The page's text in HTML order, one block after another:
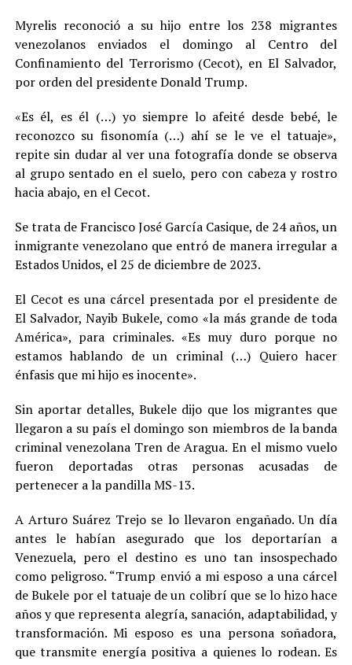
Myrelis reconoció a su hijo entre los 238 migrantes
venezolanos enviados el domingo al Centro del
Confinamiento del Terrorismo (Cecot), en El Salvador,
por orden del presidente Donald Trump.
«Es él, es él (…) yo siempre lo afeité desde bebé, le
reconozco su fisonomía (…) ahí se le ve el tatuaje»,
repite sin dudar al ver una fotografía donde se observa
al grupo sentado en el suelo, pero con cabeza y rostro
hacia abajo, en el Cecot.
Se trata de Francisco José García Casique, de 24 años, un
inmigrante venezolano que entró de manera irregular a
Estados Unidos, el 25 de diciembre de 2023.
El Cecot es una cárcel presentada por el presidente de
El Salvador, Nayib Bukele, como «la más grande de toda
América», para criminales. «Es muy duro porque no
estamos hablando de un criminal (…) Quiero hacer
énfasis que mi hijo es inocente».
Sin aportar detalles, Bukele dijo que los migrantes que
llegaron a su país el domingo son miembros de la banda
criminal venezolana Tren de Aragua. En el mismo vuelo
fueron deportadas otras personas acusadas de
pertenecer a la pandilla MS-13.
A Arturo Suárez Trejo se lo llevaron engañado. Un día
antes le habían asegurado que los deportarían a
Venezuela, pero el destino es uno tan insospechado
como peligroso. “Trump envió a mi esposo a una cárcel
de Bukele por el tatuaje de un colibrí que se lo hizo hace
años y que representa alegría, sanación, adaptabilidad, y
transformación. Mi esposo es una persona soñadora,
que transmite energía positiva a quienes lo rodean. Es